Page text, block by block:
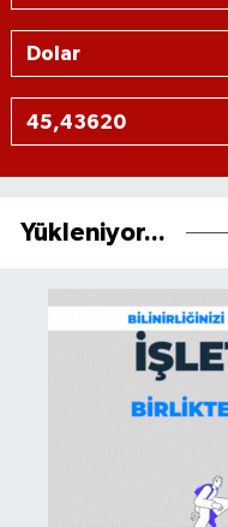
Yükleniyor...